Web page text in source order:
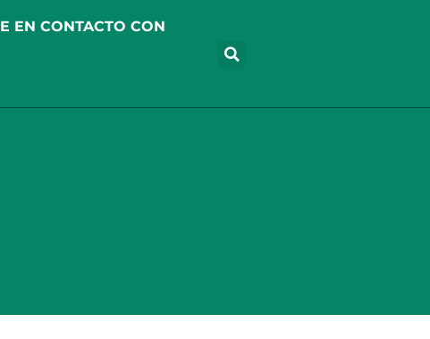
EN CONTACTO CON